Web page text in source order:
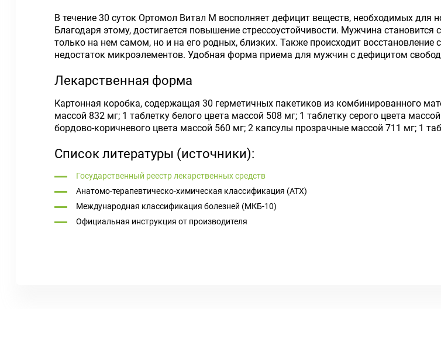
В течение 30 суток Ортомол Витал М восполняет дефицит веществ, необходимых для
Благодаря этому, достигается повышение стрессоустойчивости. Мужчина
только на нем самом, но и на его родных, близких. Также происходит
недостаток микроэлементов. Удобная форма приема для мужчин с дефицитом
Лекарственная форма
Картонная коробка, содержащая 30 герметичных пакетиков из комбинированного
массой 832 мг; 1 таблетку белого цвета массой 508 мг; 1 таблетку серого цвета
бордово-коричневого цвета массой 560 мг; 2 капсулы прозрачные массой 711 мг; 1
Список литературы (источники):
Государственный реестр лекарственных средств
Анатомо-терапевтическо-химическая классификация (ATX)
Международная классификация болезней (МКБ-10)
Официальная инструкция от производителя